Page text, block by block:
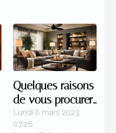
Quelques raisons
de vous procurer
un ventilateur de
plafond
Lundi 6 mars 2023
07:26